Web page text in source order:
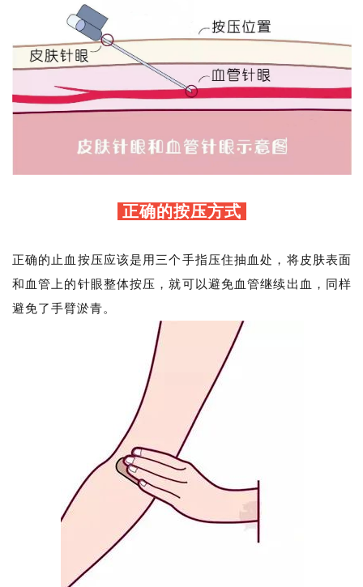
正确的按压方式
正确的止血按压应该是用三个手指压住抽血处，将皮肤表面
和血管上的针眼整体按压，就可以避免血管继续出血，同样
避免了手臂淤青。